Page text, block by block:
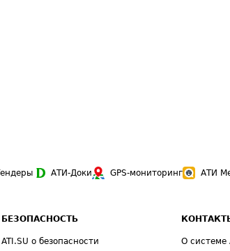
АТИ-Доки GPS-мониторинг АТИ
БЕЗОПАСНОСТЬ
ATI.SU о безопасности О системе